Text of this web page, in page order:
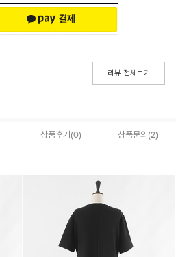
리뷰 전체보기
상품후기(0) 상품문의 (2)